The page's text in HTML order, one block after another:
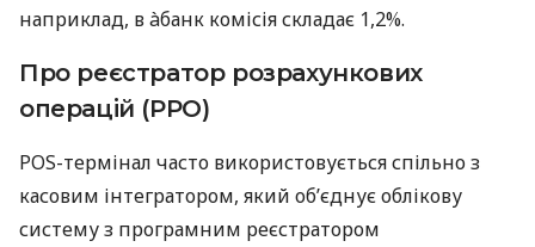
наприклад, в àбанк комісія складає 1,2%.
Про реєстратор розрахункових
операцій (РРО)
POS-термінал часто використовується спільно з
касовим інтегратором, який об’єднує облікову
систему з програмним реєстратором